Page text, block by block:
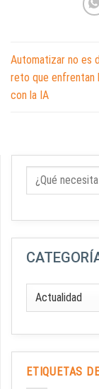
Automatizar no es
reto que enfrentan
con la IA
ETIQUETAS